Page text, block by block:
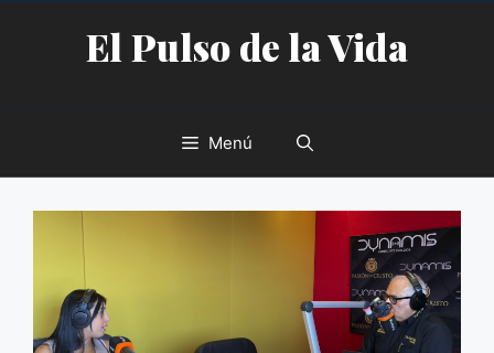
contenidoEl Pulso de la Vida
Menú